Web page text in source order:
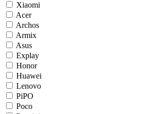
Xiaomi
Acer
Archos
Armix
Asus
Explay
Honor
Huawei
Lenovo
PiPO
Poco